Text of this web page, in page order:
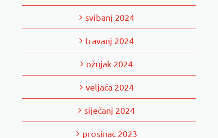
svibanj 2024
travanj 2024
ožujak 2024
veljača 2024
siječanj 2024
prosinac 2023